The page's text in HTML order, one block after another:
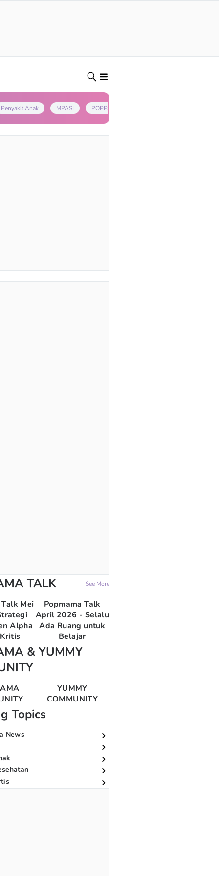
Penyakit Anak MPASI POPPAPA
TALK See More
Mei
Alpha
Popmama Talk
April 2026 - Selalu
Ada Ruang untuk
Belajar
& YUMMY
YUMMY
COMMUNITY
Topics
News